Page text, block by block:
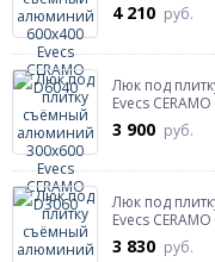
4 210 руб.
Люк под
Evecs
3 900 руб.
Люк под
Evecs
3 830 руб.